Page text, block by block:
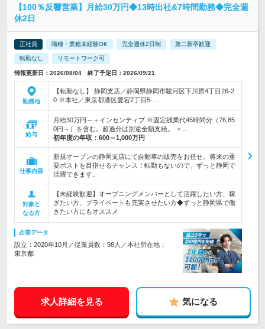
【100％反響営業】月給30万円◆13時出社&7時間勤務◆完全週
休2日
正社員 職種・業種未経験OK 完全週休2日制 第二新卒歓迎
転勤なし リモートワーク可
情報更新日：2026/08/04 終了予定日：2026/09/21
勤務地
【転勤なし】 静岡支店／静岡県静岡市駿河区下川原4丁目26-2
0 ※本社／東京都港区愛宕2丁目5-…
給与
月給30万円～＋インセンティブ ※固定残業代45時間分（76,85
0円～）を含む。超過分は別途全額支給。 ＜…
初年度の年収： 600～1,000万円
仕事内容
新規オープンの静岡支店にて自動車の販売をお任せ。将来の重
要ポストを目指せるチャンス！転勤もないので、ずっと静岡で
活躍できます。
対象と
なる方
【未経験歓迎】オープニングメンバーとして活躍したい方、稼
ぎたい方、プライベートも充実させたい方◆ずっと静岡県で働
きたい方にもオススメ
企業データ
設立：2020年10月／従業員数：98人／本社所在地：
東京都
求人詳細を見る 気になる